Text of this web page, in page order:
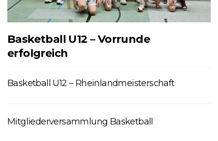
Basketball U12 – Vorrunde
erfolgreich
Basketball U12 – Rheinlandmeisterschaft
Mitgliederversammlung Basketball